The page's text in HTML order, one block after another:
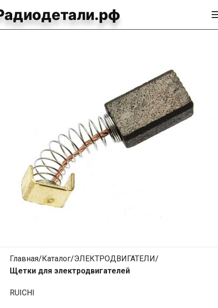
Главная Каталог ЭЛЕКТРОДВИГАТЕЛИ
Щетки для электродвигателей
RUICHI